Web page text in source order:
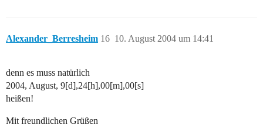
Alexander_Berresheim 10. August 2004 um 14:41
16
denn es muss natürlich
2004, August, 9[d],24[h],00[m],00[s]
heißen!
Mit freundlichen Grüßen